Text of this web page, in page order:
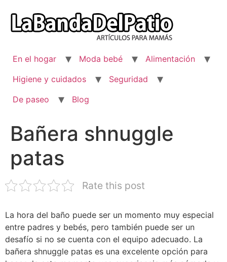
contenido
En el hogar Moda bebé
Alimentación
Higiene y cuidados
Seguridad
De paseo
Blog
Bañera shnuggle
patas
Rate this post
La hora del baño puede ser un momento muy especial
entre padres y bebés, pero también puede ser un
desafío si no se cuenta con el equipo adecuado. La
bañera shnuggle patas es una excelente opción para